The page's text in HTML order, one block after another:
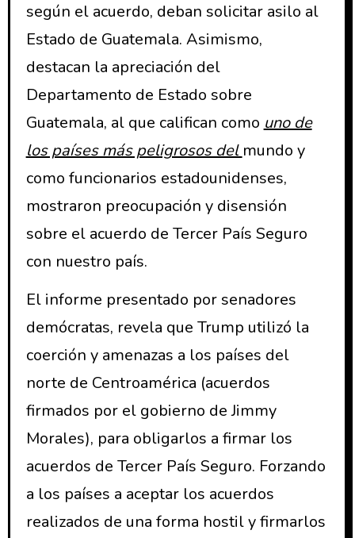
según el acuerdo, deban solicitar asilo al
Estado de Guatemala. Asimismo,
destacan la apreciación del
Departamento de Estado sobre
Guatemala, al que califican como uno de
los países más peligrosos del mundo y
como funcionarios estadounidenses,
mostraron preocupación y disensión
sobre el acuerdo de Tercer País Seguro
con nuestro país.
El informe presentado por senadores
demócratas, revela que Trump utilizó la
coerción y amenazas a los países del
norte de Centroamérica (acuerdos
firmados por el gobierno de Jimmy
Morales), para obligarlos a firmar los
acuerdos de Tercer País Seguro. Forzando
a los países a aceptar los acuerdos
realizados de una forma hostil y firmarlos